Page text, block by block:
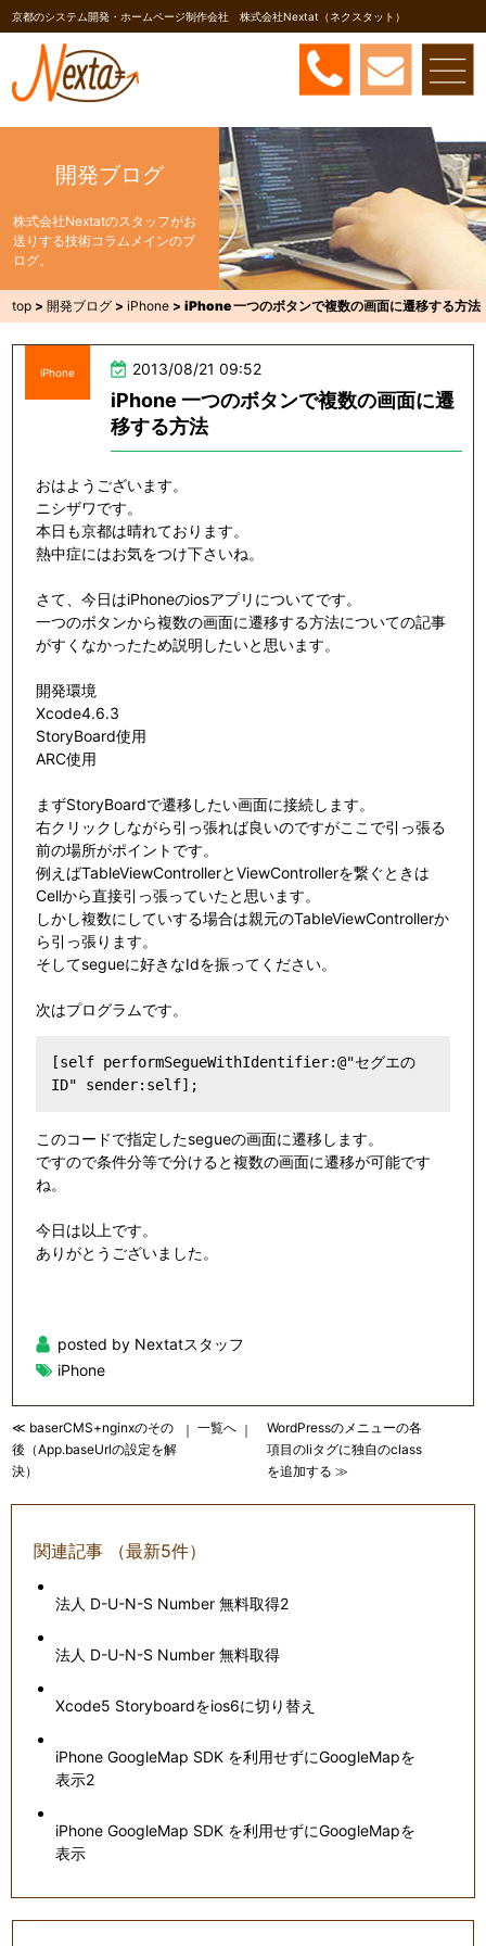
京都のシステム開発・ホームページ制作会社 株式会社Nextat（ネクスタット）
開発ブログ
株式会社Nextatのスタッフがお
送りする技術コラムメインのブ
ログ。
top >開発ブログ >iPhone >iPhone 一つのボタンで複数の画面に遷移する方法
iPhone 2013/08/21 09:52
iPhone 一つのボタンで複数の画面に遷
移する方法
おはようございます。
ニシザワです。
本日も京都は晴れております。
熱中症にはお気をつけ下さいね。
さて、今日はiPhoneのiosアプリについてです。
一つのボタンから複数の画面に遷移する方法についての記事
がすくなかったため説明したいと思います。
開発環境
Xcode4.6.3
StoryBoard使用
ARC使用
まずStoryBoardで遷移したい画面に接続します。
右クリックしながら引っ張れば良いのですがここで引っ張る
前の場所がポイントです。
例えばTableViewControllerとViewControllerを繋ぐときは
Cellから直接引っ張っていたと思います。
しかし複数にしていする場合は親元のTableViewControllerか
ら引っ張ります。
そしてsegueに好きなIdを振ってください。
次はプログラムです。
[self performSegueWithIdentifier:@"セグエの
このコードで指定したsegueの画面に遷移します。
ですので条件分等で分けると複数の画面に遷移が可能です
ね。
今日は以上です。
ありがとうございました。
posted by Nextatスタッフ
iPhone
≪ baserCMS+nginxのその
後（App.baseUrlの設定を解
決）
｜一覧へ ｜
WordPressのメニューの各
項目のliタグに独自のclass
を追加する ≫
関連記事 （最新5件）
法人 D-U-N-S Number 無料取得2
法人 D-U-N-S Number 無料取得
Xcode5 Storyboardをios6に切り替え
iPhone GoogleMap SDK を利用せずにGoogleMapを
表示2
iPhone GoogleMap SDK を利用せずにGoogleMapを
表示